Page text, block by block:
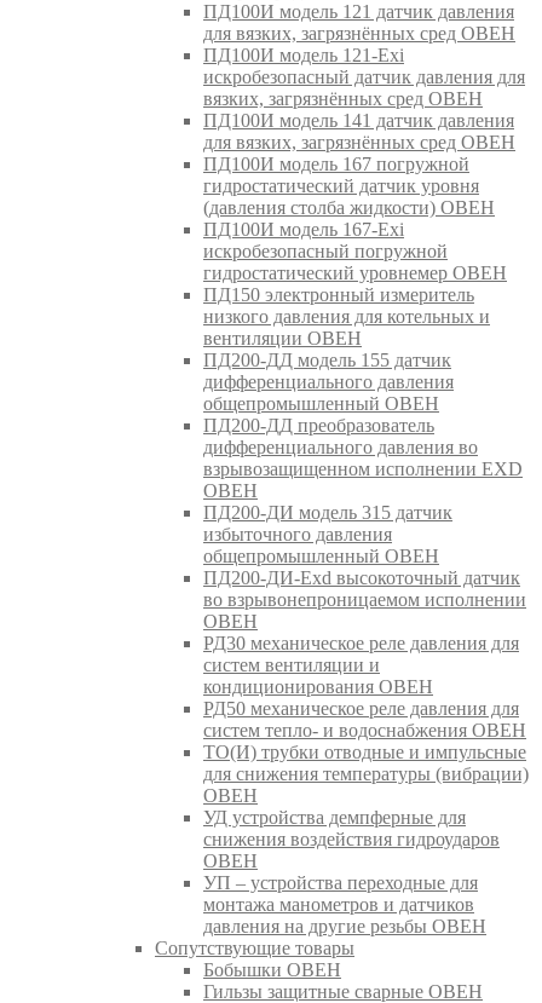
ПД100И модель 121 датчик давления
для вязких, загрязнённых сред ОВЕН
ПД100И модель 121-Exi
искробезопасный датчик давления для
вязких, загрязнённых сред ОВЕН
ПД100И модель 141 датчик давления
для вязких, загрязнённых сред ОВЕН
ПД100И модель 167 погружной
гидростатический датчик уровня
(давления столба жидкости) ОВЕН
ПД100И модель 167-Exi
искробезопасный погружной
гидростатический уровнемер ОВЕН
ПД150 электронный измеритель
низкого давления для котельных и
вентиляции ОВЕН
ПД200-ДД модель 155 датчик
дифференциального давления
общепромышленный ОВЕН
ПД200-ДД преобразователь
дифференциального давления во
взрывозащищенном исполнении EXD
ОВЕН
ПД200-ДИ модель 315 датчик
избыточного давления
общепромышленный ОВЕН
ПД200-ДИ-Exd высокоточный датчик
во взрывонепроницаемом исполнении
ОВЕН
РД30 механическое реле давления для
систем вентиляции и
кондиционирования ОВЕН
РД50 механическое реле давления для
систем тепло- и водоснабжения ОВЕН
ТО(И) трубки отводные и импульсные
для снижения температуры (вибрации)
ОВЕН
УД устройства демпферные для
снижения воздействия гидроударов
ОВЕН
УП – устройства переходные для
монтажа манометров и датчиков
давления на другие резьбы ОВЕН
Сопутствующие товары
Бобышки ОВЕН
Гильзы защитные сварные ОВЕН